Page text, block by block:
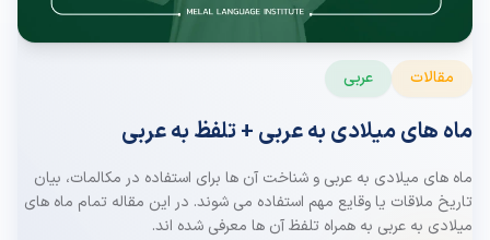
مقالات عربی
ماه های میلادی به عربی + تلفظ به عربی
ماه های میلادی به عربی و شناخت آن ها برای استفاده در مکالمات، بیان
تاریخ ملاقات یا وقایع مهم استفاده می شوند. در این مقاله تمام ماه های
میلادی به عربی به همراه تلفظ آن ها معرفی شده اند.